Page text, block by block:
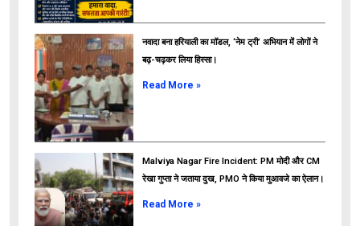
नवादा बना हरियाली का मॉडल, ‘नेम ट्री’ अभियान में लोगों ने
बढ़-चढ़कर लिया हिस्सा।
Read More »
Malviya Nagar Fire Incident: PM मोदी और CM
रेखा गुप्ता ने जताया दुख, PMO ने किया मुआवजे का ऐलान।
Read More »